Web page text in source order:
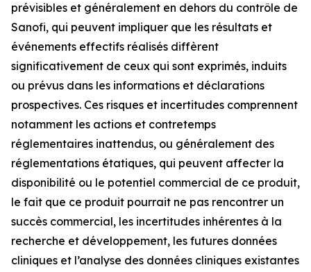
prévisibles et généralement en dehors du contrôle de
Sanofi, qui peuvent impliquer que les résultats et
événements effectifs réalisés diffèrent
significativement de ceux qui sont exprimés, induits
ou prévus dans les informations et déclarations
prospectives. Ces risques et incertitudes comprennent
notamment les actions et contretemps
réglementaires inattendus, ou généralement des
réglementations étatiques, qui peuvent affecter la
disponibilité ou le potentiel commercial de ce produit,
le fait que ce produit pourrait ne pas rencontrer un
succès commercial, les incertitudes inhérentes à la
recherche et développement, les futures données
cliniques et l’analyse des données cliniques existantes